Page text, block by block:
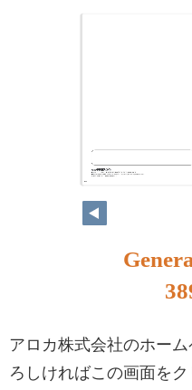
372
アロカ株式会社のホー
ろしければこの画面を